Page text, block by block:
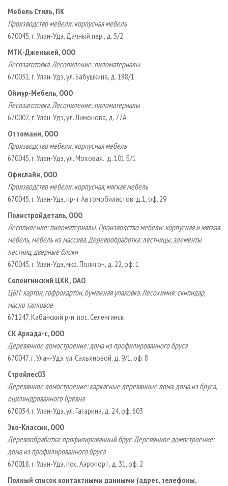
Мебель Стиль, ПК
Производство мебели: корпусная мебель
670045, г. Улан-Удэ, Дачный пер., д. 5/2
МТК-Дженькей, ООО
Лесозаготовка. Лесопиление: пиломатериалы
670031, г. Улан-Удэ, ул. Бабушкина, д. 188/1
Оймур-Мебель, ООО
Лесозаготовка. Лесопиление: пиломатериалы
670002, г. Улан-Удэ, ул. Лимонова, д. 77А
Оттомани, ООО
Производство мебели: корпусная мебель
670045, г. Улан-Удэ, ул. Моховая., д. 101 Б/1
Офислайн, ООО
Производство мебели: корпусная, мягкая мебель
670045, г. Улан-Удэ, пр-т Автомобилистов, д.1, оф. 29
Полистройдеталь, ООО
Лесопиление: пиломатериалы. Производство мебели: корпусная и мягкая
мебель, мебель из массива. Деревообработка: лестницы, элементы
лестниц, дверные блоки
670045, г. Улан-Удэ, мкр. Полигон, д. 22, оф. 1
Селенгинский ЦКК, ОАО
ЦБП: картон, гофрокартон, бумажная упаковка. Лесохимия: скипидар,
масло талловое
671247, Кабанский р-н, пос. Селенгинск
СК Аркада-с, ООО
Деревянное домостроение: дома из профилированного бруса
670047, г. Улан-Удэ, ул. Сахьяновой, д. 9/1, оф. 8
Стройлес03
Деревянное домостроение: каркасные деревянные дома, дома из бруса,
оцилиндрованного бревна
670034, г. Улан-Удэ, ул. Гагарина, д. 24, оф. 603
Эко-Классик, ООО
Деревообработка: профилированный брус. Деревянное домостроение:
дома из профилированного бруса
670018, г. Улан-Удэ, пос. Аэропорт, д. 31, оф. 2
Полный список контактными данными (адрес, телефоны,